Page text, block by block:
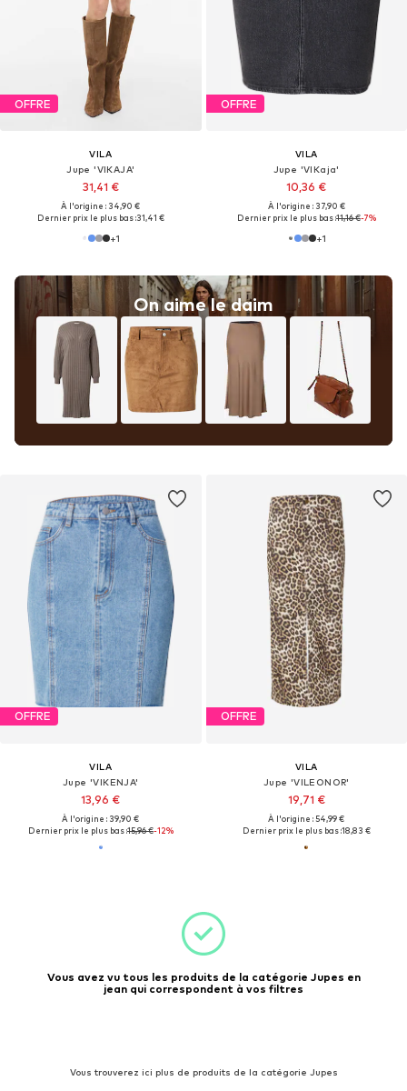
OFFRE
VILA
Jupe 'VIKAJA'
31,41 €
À l'origine : 34,90 €
Dernier prix le plus bas :31,41 €
+1
On aime le daim
OFFRE
VILA
Jupe 'VIKaja'
10,36 €
À l'origine : 37,90 €
Dernier prix le plus bas :11,16 €-7%
+1
OFFRE
VILA
Jupe 'VIKENJA'
13,96 €
À l'origine : 39,90 €
Dernier prix le plus bas :15,96 €-12%
OFFRE
VILA
Jupe 'VILEONOR'
19,71 €
À l'origine : 54,99 €
Dernier prix le plus bas :18,83 €
Vous avez vu tous les produits de la catégorie Jupes en
jean qui correspondent à vos filtres
Vous trouverez ici plus de produits de la catégorie Jupes